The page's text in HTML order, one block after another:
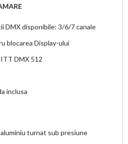
DMX disponibile: 3/6/7 canale
blocarea Display-ului
DMX 512
inclusa
turnat sub presiune